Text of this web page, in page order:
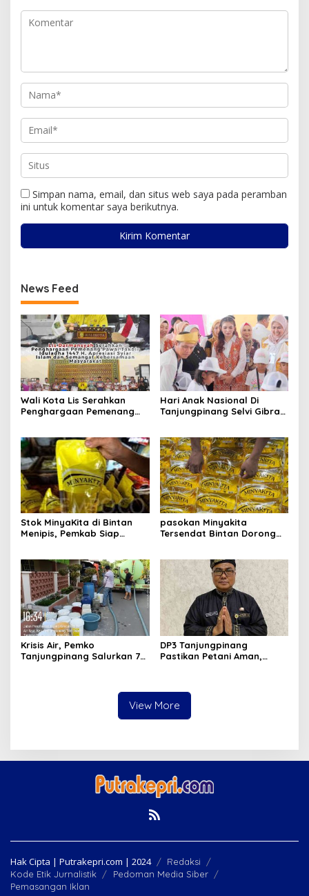
Simpan nama, email, dan situs web saya pada peramban
ini untuk komentar saya berikutnya.
News Feed
Wali Kota Lis Serahkan
Penghargaan Pemenang
Hidupkan Syiar Islam
Hari Anak Nasional Di
Tanjungpinang Selvi Gibran
Stok MinyaKita di Bintan
Menipis, Pemkab Siap
pasokan Minyakita
Tersendat Bintan Dorong
Krisis Air, Pemko
Tanjungpinang Salurkan 75
DP3 Tanjungpinang
Pastikan Petani Aman,
View More
Hak Cipta | Putrakepri.com | 2024
Redaksi
Kode Etik Jurnalistik
Pedoman Media Siber
Pemasangan Iklan